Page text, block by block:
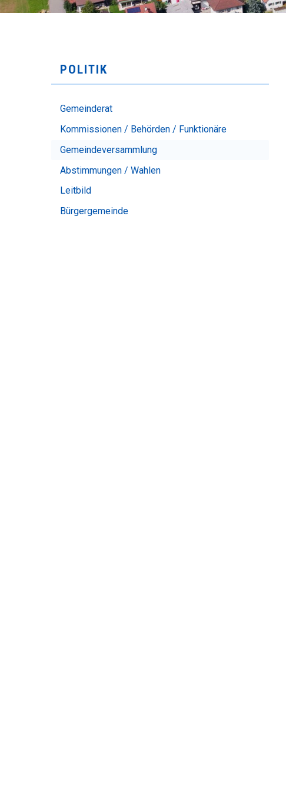
SUBNAVIGATION
POLITIK
Gemeinderat
Kommissionen / Behörden / Funktionäre
Gemeindeversammlung
Abstimmungen / Wahlen
Leitbild
Bürgergemeinde